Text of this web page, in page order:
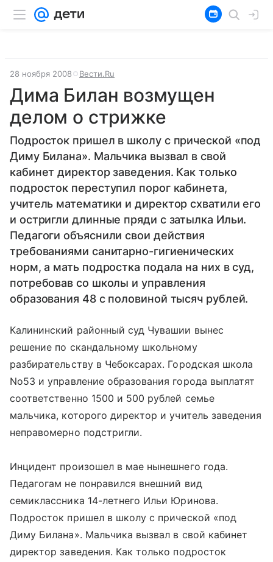
28 ноября 2008 Вести.Ru
Дима Билан возмущен
делом о стрижке
Подросток пришел в школу с прической «под
Диму Билана». Мальчика вызвал в свой
кабинет директор заведения. Как только
подросток переступил порог кабинета,
учитель математики и директор схватили его
и остригли длинные пряди с затылка Ильи.
Педагоги объяснили свои действия
требованиями санитарно-гигиенических
норм, а мать подростка подала на них в суд,
потребовав со школы и управления
образования 48 с половиной тысяч рублей.
Калининский районный суд Чувашии вынес
решение по скандальному школьному
разбирательству в Чебоксарах. Городская школа
No53 и управление образования города выплатят
соответственно 1500 и 500 рублей семье
мальчика, которого директор и учитель заведения
неправомерно подстригли.
Инцидент произошел в мае нынешнего года.
Педагогам не понравился внешний вид
семиклассника 14-летнего Ильи Юринова.
Подросток пришел в школу с прической «под
Диму Билана». Мальчика вызвал в свой кабинет
директор заведения. Как только подросток